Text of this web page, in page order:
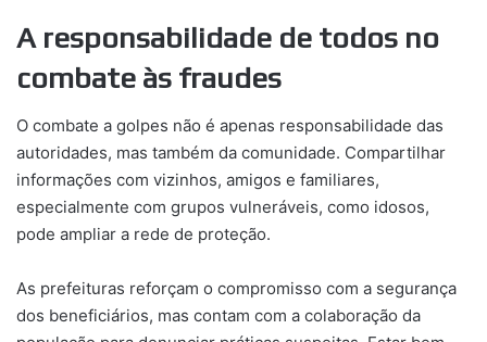
A responsabilidade de todos no
combate às fraudes
O combate a golpes não é apenas responsabilidade das
autoridades, mas também da comunidade. Compartilhar
informações com vizinhos, amigos e familiares,
especialmente com grupos vulneráveis, como idosos,
pode ampliar a rede de proteção.
As prefeituras reforçam o compromisso com a segurança
dos beneficiários, mas contam com a colaboração da